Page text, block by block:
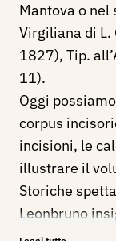
Mantova o
Virgiliana di L.
1827), Tip.
11).
Oggi
corpus
incisioni, le
illustrare il
Storiche
Leonbruno
secolo, edito a